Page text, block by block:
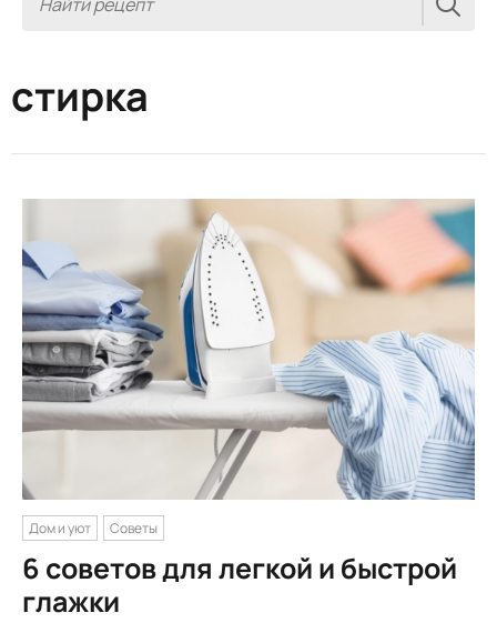
стирка
Дом и уют Советы
6 советов для легкой и быстрой
глажки